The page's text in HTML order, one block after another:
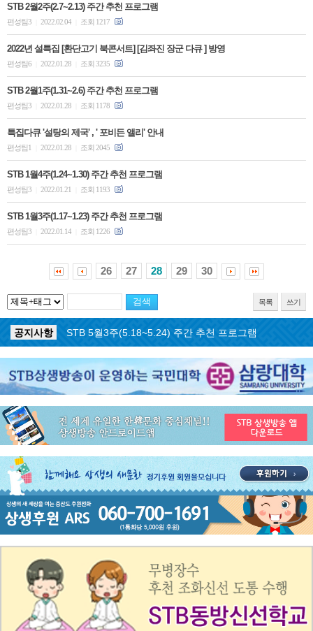
STB 2월2주(2.7~2.13) 주간 추천 프로그램
편성팀3 2022.02.04 조회 1217
2022년 설특집 [환단고기 북콘서트] [김좌진 장군 다큐 ] 방영
편성팀6 2022.01.28 조회 3235
STB 2월1주(1.31~2.6) 주간 추천 프로그램
편성팀3 2022.01.28 조회 1178
특집다큐 '설탕의 제국' , ' 포비든 앨리' 안내
편성팀1 2022.01.28 조회 2045
STB 1월4주(1.24~1.30) 주간 추천 프로그램
편성팀3 2022.01.21 조회 1193
STB 1월3주(1.17~1.23) 주간 추천 프로그램
편성팀3 2022.01.14 조회 1226
26 27 28 29 30
목록 쓰기
공지사항
공지사항
STB 5월4주(5.25~5.31) 주간 추천 프로그램
공지사항
공지사항
STB 4월마지막주(4.27~5.3) 주간 추천 프로그램
STB 4월2주(4.6~4.12) 주간 추천 프로그램
공지사항
STB 4월1주(3.30~4.5) 주간 추천 프로그램
공지사항
STB 3월4주(3.23~3.29) 주간 추천 프로그램